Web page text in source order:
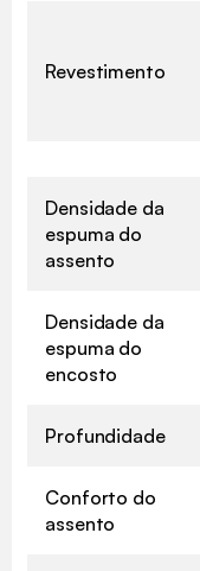
Revestimento
Densidade da
espuma do
assento
Densidade da
espuma do
encosto
Profundidade
Conforto do
assento